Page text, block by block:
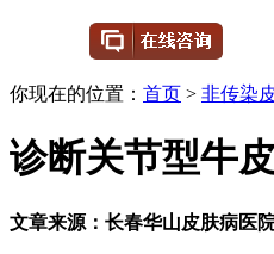
你现在的位置： 首页 > 非传染
诊断关节型牛
文章来源：长春华山皮肤病医